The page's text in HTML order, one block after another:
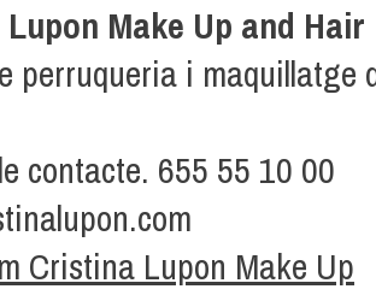
Make Up and Hair
perruqueria i maquillatge
contacte. 655 55 10 00
Cristina Lupon Make Up